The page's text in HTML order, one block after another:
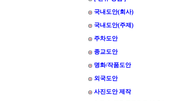
국내도안(회사)
국내도안(주제)
주차도안
종교도안
명화/작품도안
외국도안
사진도안 제작